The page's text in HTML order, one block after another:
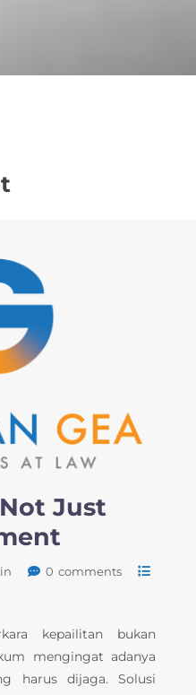
Just
0 comments
kepailitan bukan
mengingat adanya
harus dijaga. Solusi